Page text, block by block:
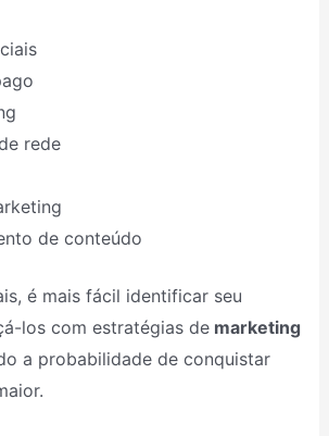
rede
de conteúdo
é mais fácil identificar seu
los com estratégias demarketing
a probabilidade de conquistar